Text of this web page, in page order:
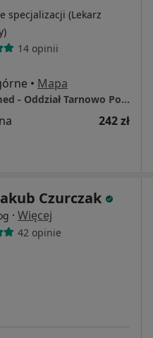
specjalizacji (Lekarz
14 opinii
• Mapa
Centrum Medyczne enel-med - Oddział Tarnowo Podgórne
242 zł
Czurczak
· Więcej
42 opinie